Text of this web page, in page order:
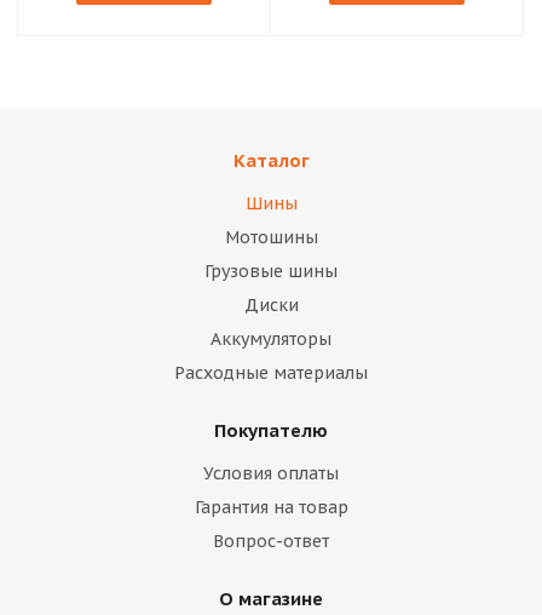
Каталог
Шины
Мотошины
Грузовые шины
Диски
Аккумуляторы
Расходные материалы
Покупателю
Условия оплаты
Гарантия на товар
Вопрос-ответ
О магазине